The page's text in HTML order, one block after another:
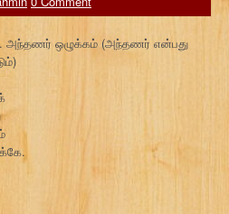
அந்தணர் ஒழுக்கம் (அந்தணர் என்பது